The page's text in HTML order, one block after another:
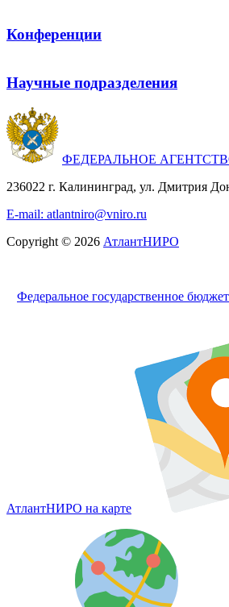
Конференции
Научные подразделения
ФЕДЕРАЛЬНОЕ
236022 г. Калининград, ул. Дмитрия
E-mail: atlantniro@vniro.ru
Copyright © 2026 АтлантНИРО
Федеральное государственное
АтлантНИРО на карте